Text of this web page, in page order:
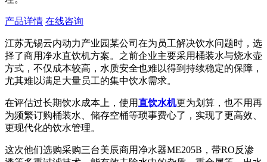
产品详情 在线咨询
江苏无锡云内动力产业园某公司在为员工解决饮水问题时，选
择了商用净水直饮机方案。之前企业主要采用桶装水与烧水壶
方式，不仅成本较高，水质安全也难以得到持续稳定的保障，
尤其难以满足大量员工的集中饮水需求。
在评估过长期饮水成本上，使用直饮水机更为划算，也不用再
为频繁订购桶装水、储存空桶等琐事费心了，实现了更高效、
更现代化的饮水管理。
这次他们选购采购三台美辰商用净水器ME205B，带RO反渗